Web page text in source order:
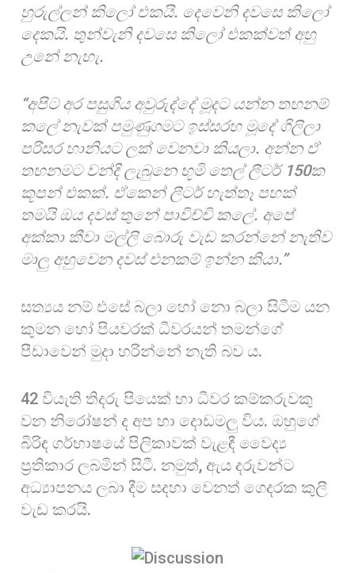
හුරුල්ලන් කිලෝ එකයි. දෙවෙනි දවසෙ කිලෝ
දෙකයි. තුන්වැනි දවසෙ කිලෝ එකක්වත් අහු
උනේ නැහැ.
“අපිට අර පසුගිය අවුරුද්දේ මූදට යන්න තහනම්
කලේ නැවක් පමුණුගමට ඉස්සරහ මූදේ ගිලිලා
පරිසර හානියට ලක් වෙනවා කියලා. අන්න ඒ
තහනමට වන්දි ලැබුනෙ භූමි තෙල් ලීටර් 150ක
කූපන් එකක්. ඒකෙන් ලීටර් හැත්තෑ පහක්
තමයි ඔය දවස් තුනේ පාවිච්චි කලේ. අපේ
අක්කා කීවා මල්ලි බොරු වැඩ කරන්නේ නැතිව
මාලු අහුවෙන දවස් එනකම් ඉන්න කියා.”
සත්‍යය නම් එසේ බලා හෝ නො බලා සිටීම යන
කුමන හෝ පියවරක් ධීවරයන් තමන්ගේ
පීඩාවෙන් මුදා හරින්නේ නැති බව ය.
42 වියැති තිදරු පියෙක් හා ධීවර කම්කරුවකු
වන නිරෝෂන් ද අප හා දොඩමලු විය. ඔහුගේ
බිරිඳ ගර්භාෂයේ පිලිකාවක් වැළඳී වෛද්‍ය
ප්‍රතිකාර ලබමින් සිටී. නමුත්, ඇය දරුවන්ට
අධ්‍යාපනය ලබා දීම සදහා වෙනත් ගෙදරක කුලී
වැඩ කරයි.